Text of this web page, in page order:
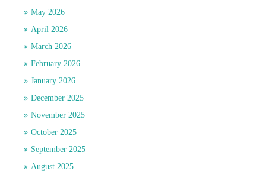
May 2026
April 2026
March 2026
February 2026
January 2026
December 2025
November 2025
October 2025
September 2025
August 2025